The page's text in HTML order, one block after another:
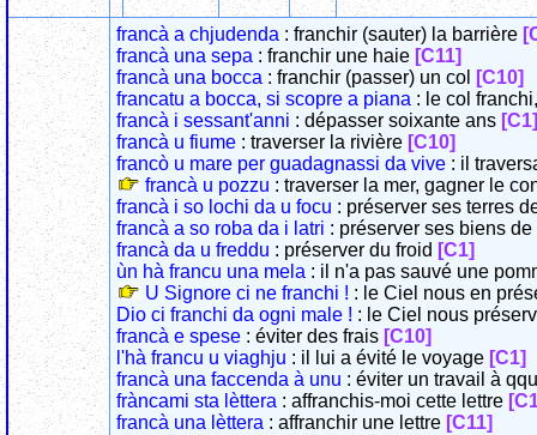
francà a chjudenda : franchir (sauter) la barrière
francà una sepa : franchir une haie [C11]
francà una bocca : franchir (passer) un col
[C10]
francatu a bocca, si scopre a piana : le col
francà i sessant'anni : dépasser soixante ans [C1]
francà u fiume : traverser la rivière [C10]
francò u mare per guadagnassi da vive : il
francà u pozzu : traverser la mer, gagner le
francà i so lochi da u focu : préserver ses terres
francà a so roba da i latri : préserver ses biens
francà da u freddu : préserver du froid [C1]
ùn hà francu una mela : il n'a pas sauvé une
U Signore ci ne franchi ! : le Ciel nous en
Dio ci franchi da ogni male ! : le Ciel nous
francà e spese : éviter des frais [C10]
l'hà francu u viaghju : il lui a évité le voyage [C1]
francà una faccenda à unu : éviter un travail à
fràncami sta lèttera : affranchis-moi cette lettre
francà una lèttera : affranchir une lettre [C11]